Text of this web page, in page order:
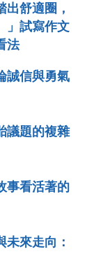
舒適圈，
」試寫作文
法
誠信與勇氣
議題的複雜
事看活著的
來走向：